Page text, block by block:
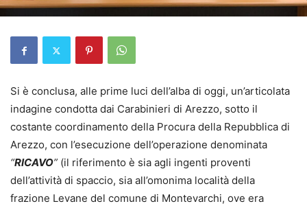
Si è conclusa, alle prime luci dell’alba di oggi, un’articolata
indagine condotta dai Carabinieri di Arezzo, sotto il
costante coordinamento della Procura della Repubblica di
Arezzo, con l’esecuzione dell’operazione denominata
“RICAVO” (il riferimento è sia agli ingenti proventi
dell’attività di spaccio, sia all’omonima località della
frazione Levane del comune di Montevarchi, ove era